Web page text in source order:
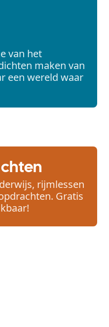
van het
maken van
een wereld waar
rijmlessen
Gratis